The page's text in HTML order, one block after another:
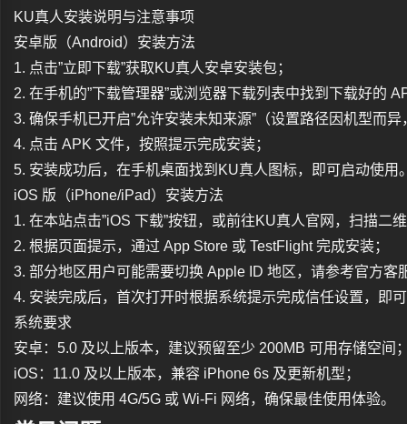
KU真人安装说明与注意事项
安卓版（Android）安装方法
1. 点击”立即下载”获取KU真人安卓安装包；
2. 在手机的”下载管理器”或浏览器下载列表中找到下载好的
3. 确保手机已开启”允许安装未知来源”（设置路径因机型而
4. 点击 APK 文件，按照提示完成安装；
5. 安装成功后，在手机桌面找到KU真人图标，即可启动使用
iOS 版（iPhone/iPad）安装方法
1. 在本站点击”iOS 下载”按钮，或前往KU真人官网，扫描二
2. 根据页面提示，通过 App Store 或 TestFlight 完成安装；
3. 部分地区用户可能需要切换 Apple ID 地区，请参考官方客
4. 安装完成后，首次打开时根据系统提示完成信任设置，即
系统要求
安卓：5.0 及以上版本，建议预留至少 200MB 可用存储空间
iOS：11.0 及以上版本，兼容 iPhone 6s 及更新机型；
网络：建议使用 4G/5G 或 Wi-Fi 网络，确保最佳使用体验。